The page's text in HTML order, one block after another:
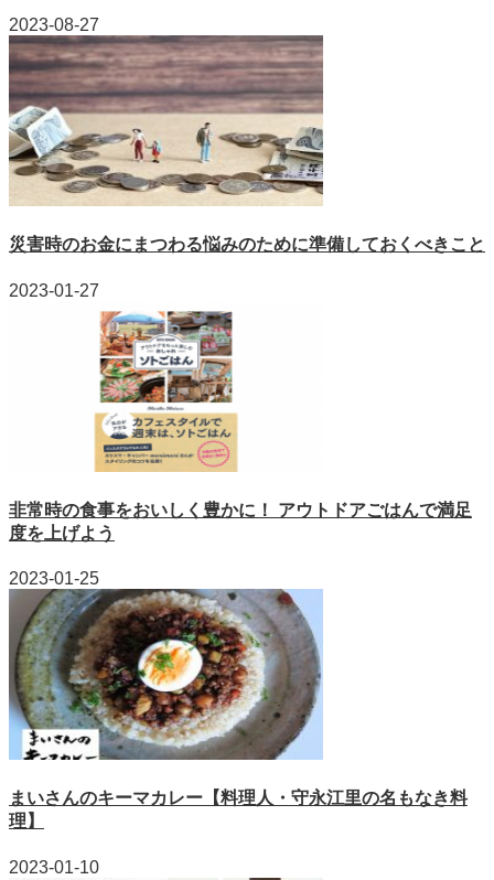
2023-08-27
災害時のお金にまつわる悩みのために準備しておくべきこと
2023-01-27
非常時の食事をおいしく豊かに！ アウトドアごはんで満足
度を上げよう
2023-01-25
まいさんのキーマカレー【料理人・守永江里の名もなき料
理】
2023-01-10